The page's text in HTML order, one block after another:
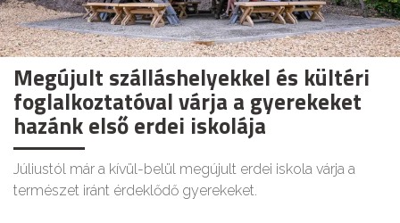
Megújult szálláshelyekkel és kültéri
foglalkoztatóval várja a gyerekeket
hazánk első erdei iskolája
Júliustól már a kívül-belül megújult erdei iskola várja a
természet iránt érdeklődő gyerekeket.